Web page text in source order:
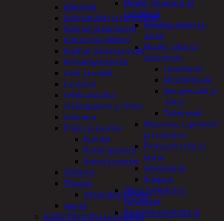
Maalit, muuraus ja
tarvikkeet
Maalikaukalot ja -
astiat
Maalit, lakat ja
ohentimet
Liuottimet
Metallimaalit
Spraymaalit ja
-lakat
Talomaalit
Muuraus, tapetointi
ja laatoitus
Pensselit telat ja
lastat
Sekoittimet
Suojaus
Muut työkalut ja
tarvikkeet
Paineilmatyökalut ja
Aterimet
Juomapullot ja termokset
Kannut ja kanisterit
Kattaustarvikkeet
Kauhat, lastat ja sudit
Kertakäyttöastiat
Lasit ja mukit
Lautaset
Leikkuulaudat
Leivinpaperit ja foliot
Leivonta
Padat ja kattilat
Kattilat
Paistinpannut
Vuoat ja padat
Säilöntä
Tiskaus
Astianpesuaineet
vaa'at
Kodin lämmitys ja tuuletus